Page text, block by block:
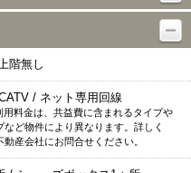
階無し
/ ネット専用回線
料金は、共益費に含まれるタイプや
ど物件により異なります。詳しく
産会社にお問合せください。